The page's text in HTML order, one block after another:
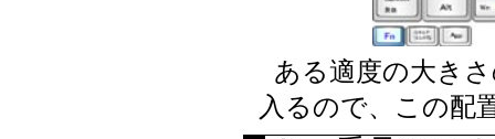
ある適度の大き
入るので、この配